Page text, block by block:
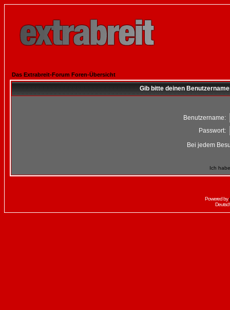
Das Extrabreit-Forum Foren-Übersicht
Gib bitte deinen
Benutzername:
Passwort:
Bei jedem
Ich
Powered by